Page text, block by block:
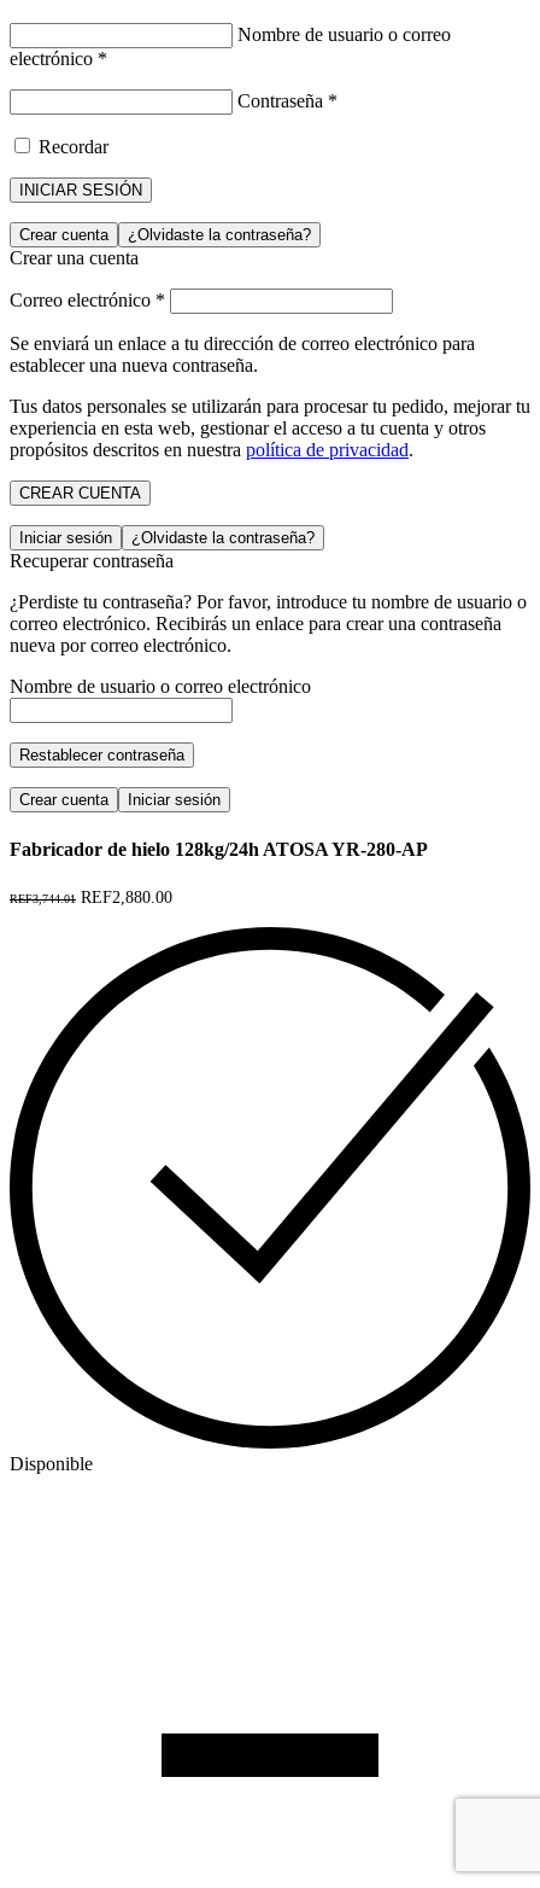
Nombre de usuario o correo
electrónico *
Contraseña *
Recordar
INICIAR SESIÓN
Crear cuenta ¿Olvidaste la contraseña?
Crear una cuenta
Correo electrónico *
Se enviará un enlace a tu dirección de correo electrónico para
establecer una nueva contraseña.
Tus datos personales se utilizarán para procesar tu pedido, mejorar tu
experiencia en esta web, gestionar el acceso a tu cuenta y otros
propósitos descritos en nuestra política de privacidad.
CREAR CUENTA
Iniciar sesión ¿Olvidaste la contraseña?
Recuperar contraseña
¿Perdiste tu contraseña? Por favor, introduce tu nombre de usuario o
correo electrónico. Recibirás un enlace para crear una contraseña
nueva por correo electrónico.
Nombre de usuario o correo electrónico
Restablecer contraseña
Crear cuenta Iniciar sesión
Fabricador de hielo 128kg/24h ATOSA YR-280-AP
REF3,744.01 REF2,880.00
Disponible